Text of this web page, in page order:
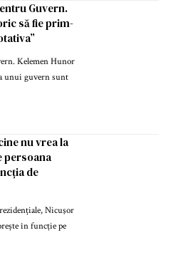
Guvern.
să fie prim-
Kelemen Hunor
unui guvern sunt
nu vrea la
persoana
de
Nicuşor
în funcție pe